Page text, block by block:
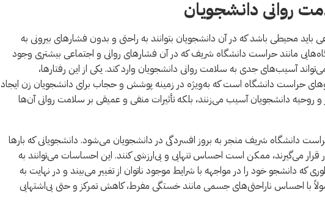
روانی دانشجویان
محیطی باشد که در آن دانشجویان بتوانند به راحتی و بدون فشارهای بیرونی به
مانند حراست دانشگاه شریف که در آن فشارهای روانی و اجتماعی بیشتری وجود
آسیب‌های جدی به سلامت روانی دانشجویان وارد کند. یکی از این رفتارها،
حراست دانشگاه است که به‌ویژه در زمینه پوشش و حجاب برای دانشجویان زن ایجاد
و روحیه دانشجویان آسیب می‌زنند، بلکه تأثیرات منفی و عمیقی بر سلامت روانی آن‌ها
حراست دانشگاه شریف منجر به بروز افسردگی در دانشجویان می‌شود. دانشجویانی که بارها
می‌گیرند، ممکن است احساس تنهایی و بی‌ارزشی کنند. این احساسات می‌توانند به
که دانشجو خود را در مواجهه با شرایط موجود ناتوان از تغییر می‌بیند و در نهایت به
با احساس ناراحتی‌های جسمی مانند خستگی مفرط، کاهش تمرکز و حتی بی‌اشتهایی